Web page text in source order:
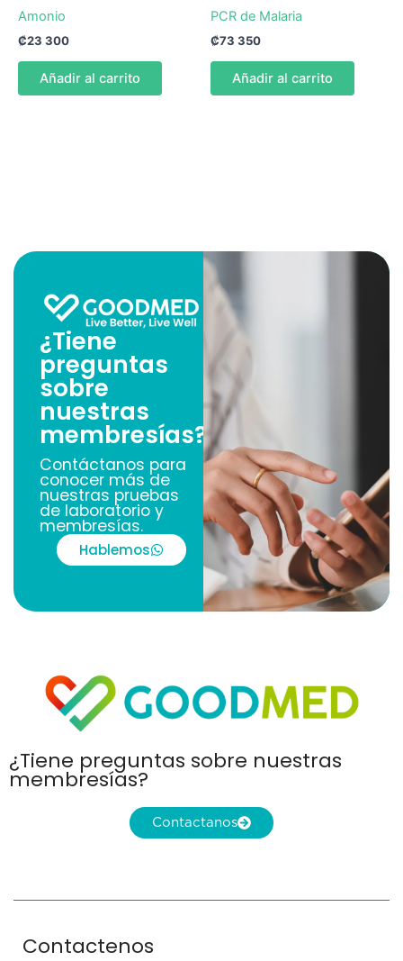
Amonio
₡23 300
Añadir al carrito
PCR de Malaria
₡73 350
Añadir al carrito
¿Tiene
preguntas
sobre
nuestras
membresías?
Contáctanos para
conocer más de
nuestras pruebas
de laboratorio y
membresías.
Hablemos
¿Tiene preguntas sobre nuestras
membresías?
Contactanos
Contactenos